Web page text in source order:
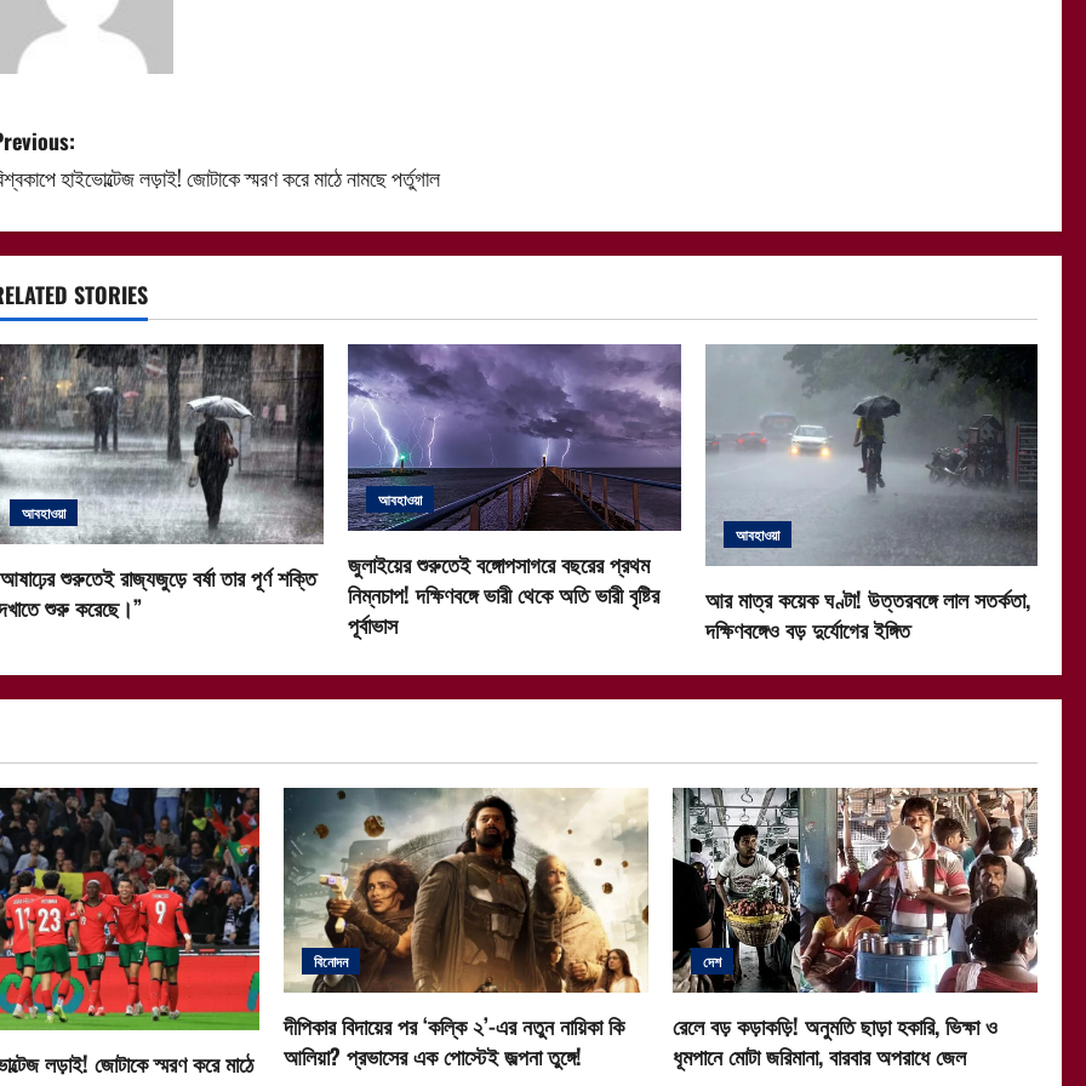
হাইভোল্টেজ লড়াই! জোটাকে স্মরণ করে মাঠে নামছে পর্তুগাল
STORIES
আবহাওয়া
শুরুতেই রাজ্যজুড়ে বর্ষা তার পূর্ণ শক্তি
শুরু করেছে।”
আবহাওয়া
জুলাইয়ের শুরুতেই বঙ্গোপসাগরে বছরের প্রথম
নিম্নচাপ! দক্ষিণবঙ্গে ভারী থেকে অতি ভারী বৃষ্টির
পূর্বাভাস
আবহাওয়া
আর মাত্র কয়েক ঘণ্টা! উত্তরবঙ্গে লাল সতর্কতা,
দক্ষিণবঙ্গেও বড় দুর্যোগের ইঙ্গিত
লড়াই! জোটাকে স্মরণ করে মাঠে
বিনোদন
দীপিকার বিদায়ের পর ‘কল্কি ২’-এর নতুন নায়িকা কি
আলিয়া? প্রভাসের এক পোস্টেই জল্পনা তুঙ্গে!
দেশ
রেলে বড় কড়াকড়ি! অনুমতি ছাড়া হকারি, ভিক্ষা ও
ধূমপানে মোটা জরিমানা, বারবার অপরাধে জেল